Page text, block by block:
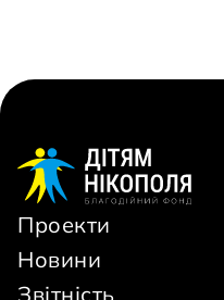
Проекти
Новини
Звітність